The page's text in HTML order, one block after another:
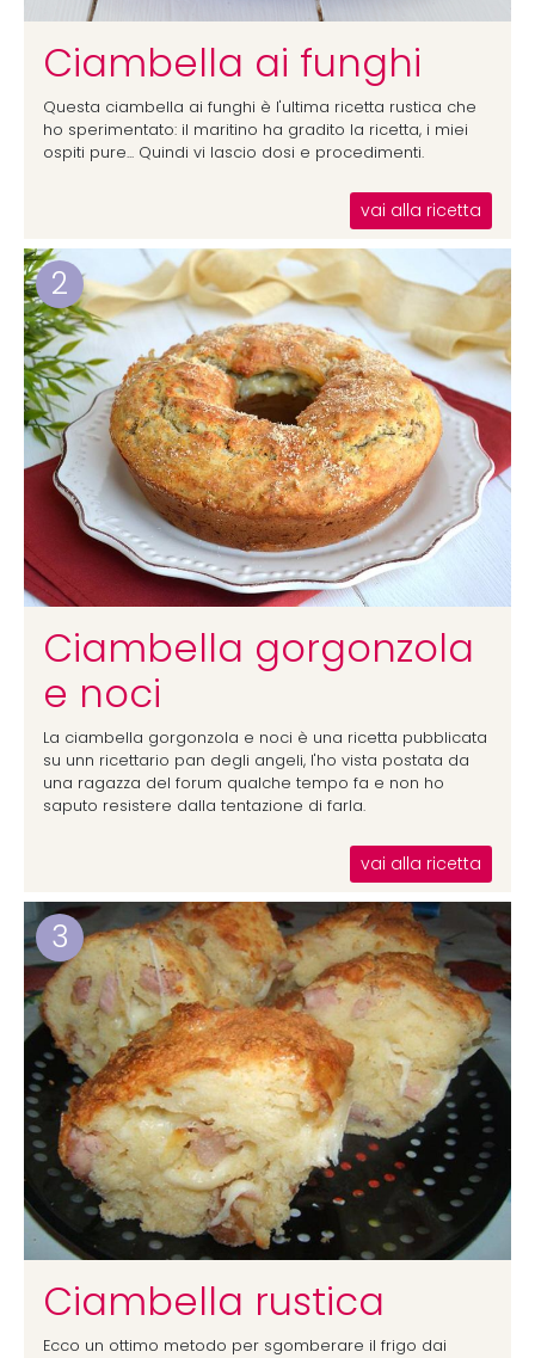
Ciambella ai funghi
Questa ciambella ai funghi è l'ultima ricetta rustica che
ho sperimentato: il maritino ha gradito la ricetta, i miei
ospiti pure... Quindi vi lascio dosi e procedimenti.
vai alla ricetta
2
Ciambella gorgonzola
e noci
La ciambella gorgonzola e noci è una ricetta pubblicata
su unn ricettario pan degli angeli, l'ho vista postata da
una ragazza del forum qualche tempo fa e non ho
saputo resistere dalla tentazione di farla.
vai alla ricetta
3
Ciambella rustica
Ecco un ottimo metodo per sgomberare il frigo dai